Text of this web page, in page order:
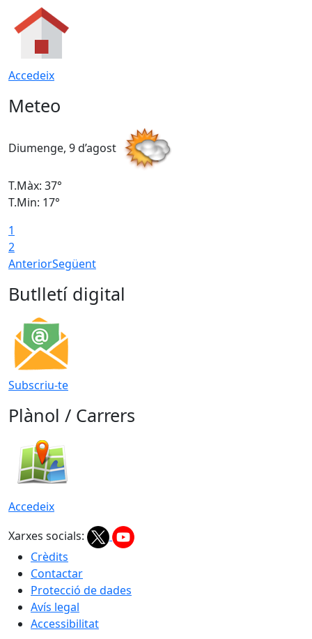
Accedeix
Meteo
Diumenge, 9 d’agost
T.Màx: 37°
T.Min: 17°
1
2
AnteriorSegüent
Butlletí digital
Subscriu-te
Plànol / Carrers
Accedeix
Xarxes socials:
Crèdits
Contactar
Protecció de dades
Avís legal
Accessibilitat